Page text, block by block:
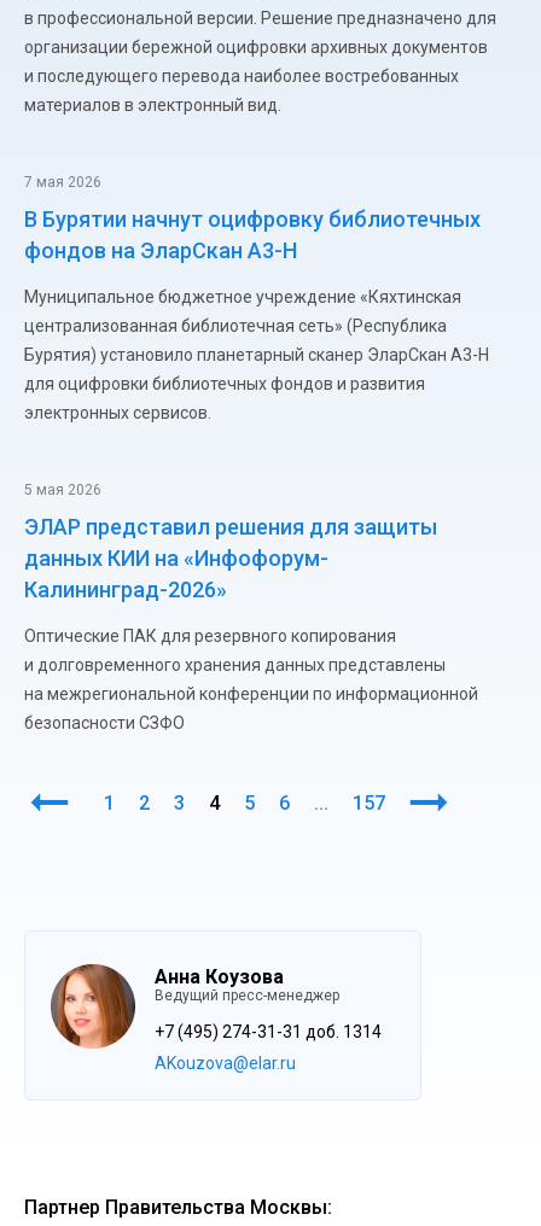
Анна Коузова
Ведущий пресс-менеджер
+7 (495) 274-31-31 доб. 1314
AKouzova@elar.ru
Партнер Правительства Москвы:
в профессиональной версии. Решение предназначено для
организации бережной оцифровки архивных документов
и последующего перевода наиболее востребованных
материалов в электронный вид.
7 мая 2026
В Бурятии начнут оцифровку библиотечных
фондов на ЭларСкан А3-Н
Муниципальное бюджетное учреждение «Кяхтинская
централизованная библиотечная сеть» (Республика
Бурятия) установило планетарный сканер ЭларСкан А3-Н
для оцифровки библиотечных фондов и развития
электронных сервисов.
5 мая 2026
ЭЛАР представил решения для защиты
данных КИИ на «Инфофорум-
Калининград-2026»
Оптические ПАК для резервного копирования
и долговременного хранения данных представлены
на межрегиональной конференции по информационной
безопасности СЗФО
1 2 3 4 5 6 ... 157